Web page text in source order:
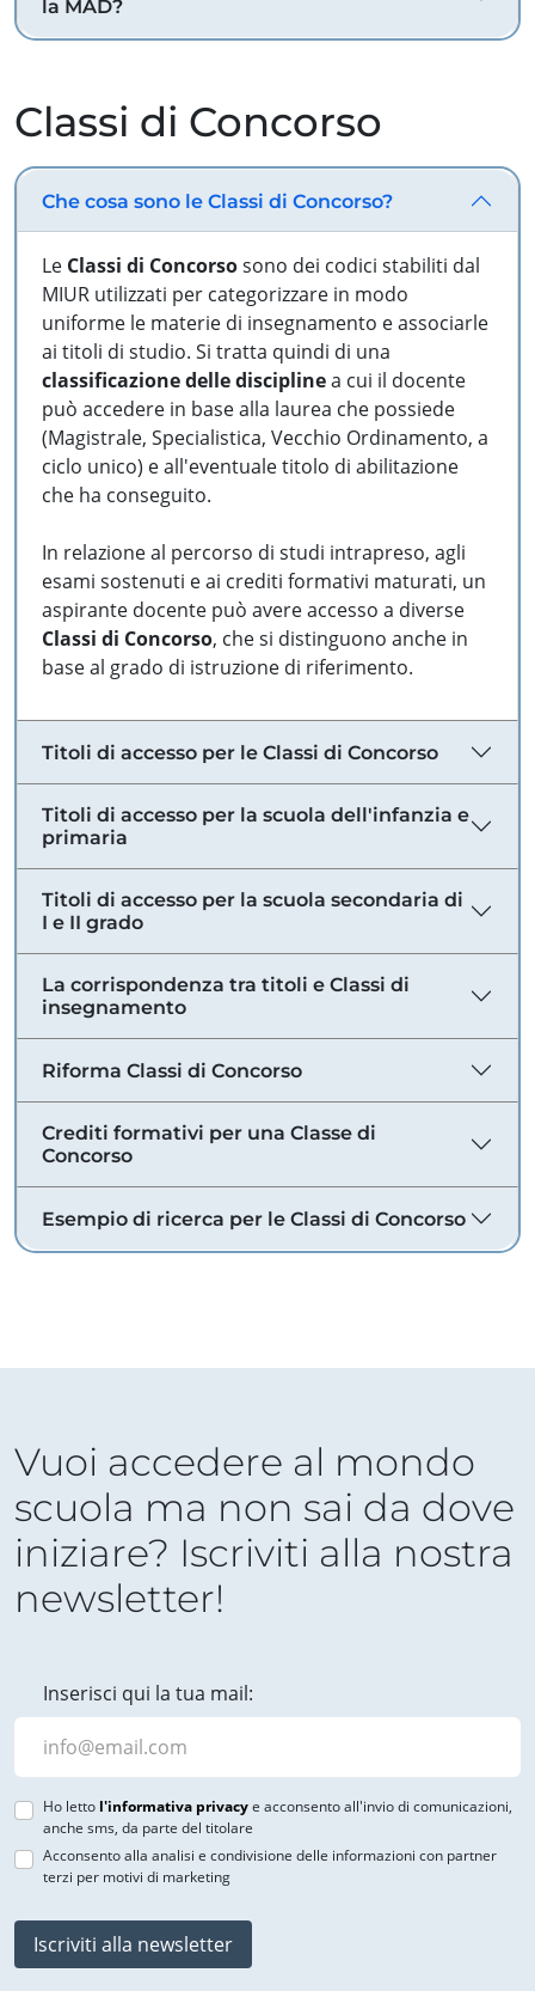
la MAD?
Classi di Concorso
Che cosa sono le Classi di Concorso?
Le Classi di Concorsosono dei codici stabiliti dal
MIUR utilizzati per categorizzare in modo
uniforme le materie di insegnamento e associarle
ai titoli di studio. Si tratta quindi di una
classificazione delle disciplinea cui il docente
può accedere in base alla laurea che possiede
(Magistrale, Specialistica, Vecchio Ordinamento, a
ciclo unico) e all'eventuale titolo di abilitazione
che ha conseguito.
In relazione al percorso di studi intrapreso, agli
esami sostenuti e ai crediti formativi maturati, un
aspirante docente può avere accesso a diverse
Classi di Concorso, che si distinguono anche in
base al grado di istruzione di riferimento.
Titoli di accesso per le Classi di Concorso
Titoli di accesso per la scuola dell'infanzia e
primaria
Titoli di accesso per la scuola secondaria di
I e II grado
La corrispondenza tra titoli e Classi di
insegnamento
Riforma Classi di Concorso
Crediti formativi per una Classe di
Concorso
Esempio di ricerca per le Classi di Concorso
Vuoi accedere al mondo
scuola ma non sai da dove
iniziare? Iscriviti alla nostra
newsletter!
Inserisci qui la tua mail:
Ho letto l'informativa privacye acconsento all'invio di comunicazioni,
anche sms, da parte del titolare
Acconsento alla analisi e condivisione delle informazioni con partner
terzi per motivi di marketing
Iscriviti alla newsletter